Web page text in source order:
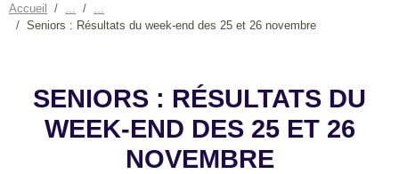
Accueil
Seniors : Résultats du week-end des 25 et 26 novembre
SENIORS : RÉSULTATS DU
WEEK-END DES 25 ET 26
NOVEMBRE